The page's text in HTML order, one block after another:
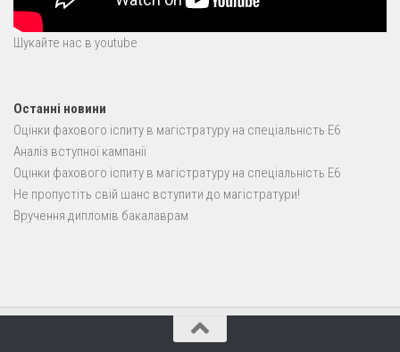
Шукайте нас в youtube
Останні новини
Оцінки фахового іспиту в магістратуру на спеціальність E6
Аналіз вступної кампанії
Оцінки фахового іспиту в магістратуру на спеціальність E6
Не пропустіть свій шанс вступити до магістратури!
Вручення дипломів бакалаврам